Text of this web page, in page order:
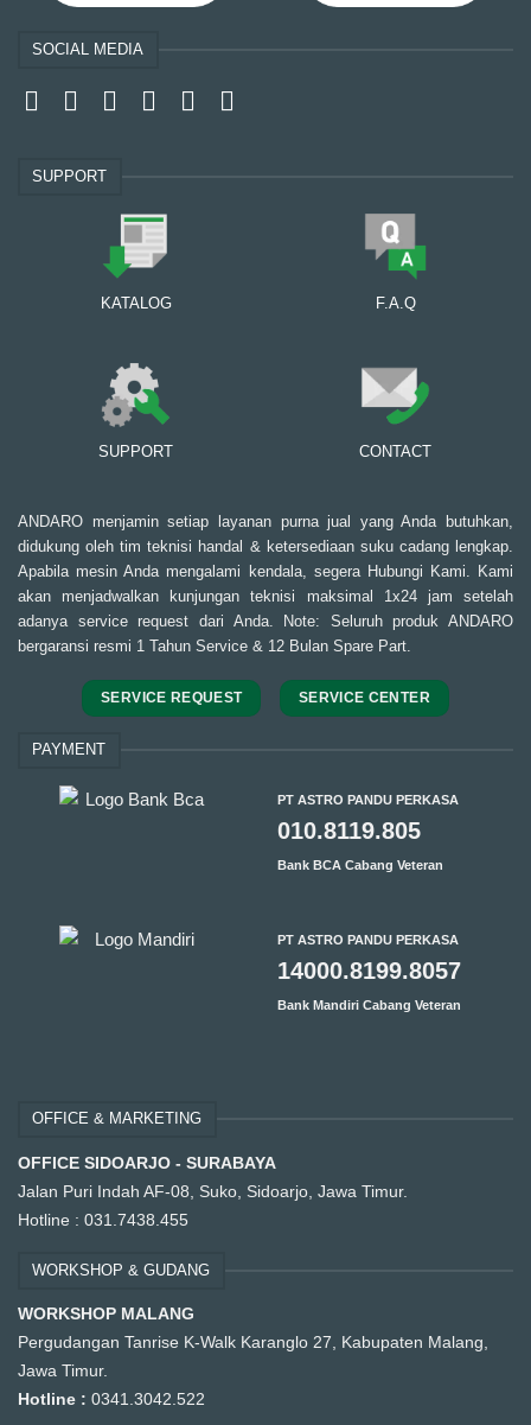
SOCIAL MEDIA
SUPPORT
KATALOG F.A.Q
SUPPORT CONTACT
ANDARO menjamin setiap layanan purna jual yang Anda butuhkan,
didukung oleh tim teknisi handal & ketersediaan suku cadang lengkap.
Apabila mesin Anda mengalami kendala, segera Hubungi Kami. Kami
akan menjadwalkan kunjungan teknisi maksimal 1x24 jam setelah
adanya service request dari Anda. Note: Seluruh produk ANDARO
bergaransi resmi 1 Tahun Service & 12 Bulan Spare Part.
SERVICE REQUEST SERVICE CENTER
PAYMENT
PT ASTRO PANDU PERKASA
010.8119.805
Bank BCA Cabang Veteran
PT ASTRO PANDU PERKASA
14000.8199.8057
Bank Mandiri Cabang Veteran
OFFICE & MARKETING
OFFICE SIDOARJO - SURABAYA
Jalan Puri Indah AF-08, Suko, Sidoarjo, Jawa Timur.
Hotline : 031.7438.455
WORKSHOP & GUDANG
WORKSHOP MALANG
Pergudangan Tanrise K-Walk Karanglo 27, Kabupaten Malang,
Jawa Timur.
Hotline : 0341.3042.522